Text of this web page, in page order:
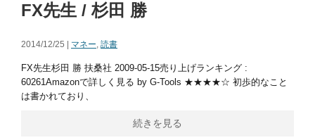
FX先生 / 杉田 勝
2014/12/25 | マネー, 読書
FX先生杉田 勝 扶桑社 2009-05-15売り上げランキング :
60261Amazonで詳しく見る by G-Tools ★★★★☆ 初歩的なこと
は書かれており、
続きを見る